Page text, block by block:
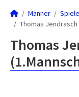
Männer
Thomas Jendrasch
Thomas